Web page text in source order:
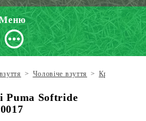
> Чоловіче взуття > Кросівки для
Puma Softride